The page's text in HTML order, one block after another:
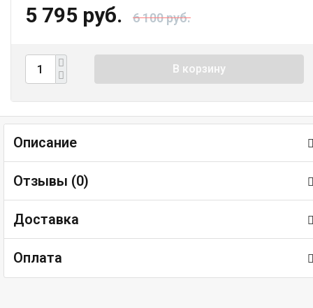
5 795 руб. 6 100 руб.
В корзину
Описание
Отзывы (0)
Доставка
Оплата